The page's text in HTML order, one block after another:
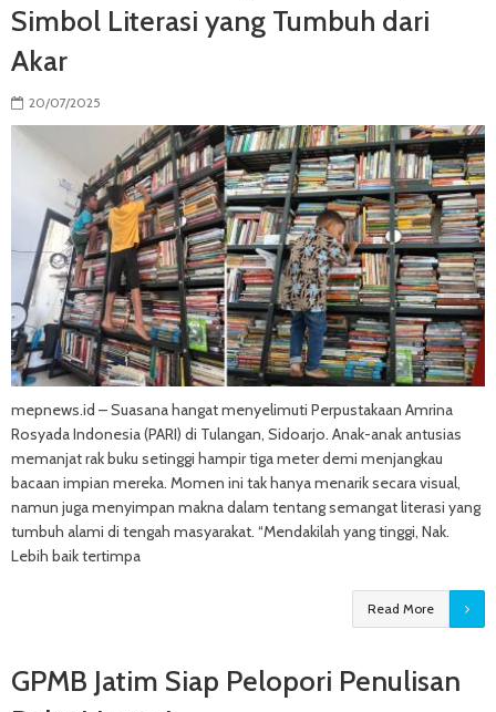
Simbol Literasi yang Tumbuh dari
Akar
20/07/2025
mepnews.id – Suasana hangat menyelimuti Perpustakaan Amrina
Rosyada Indonesia (PARI) di Tulangan, Sidoarjo. Anak-anak antusias
memanjat rak buku setinggi hampir tiga meter demi menjangkau
bacaan impian mereka. Momen ini tak hanya menarik secara visual,
namun juga menyimpan makna dalam tentang semangat literasi yang
tumbuh alami di tengah masyarakat. “Mendakilah yang tinggi, Nak.
Lebih baik tertimpa
Read More
GPMB Jatim Siap Pelopori Penulisan